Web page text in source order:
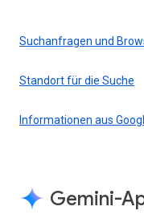
Suchanfragen und
Standort für die Suche
Informationen aus
Gemini-